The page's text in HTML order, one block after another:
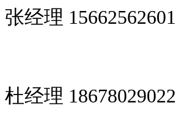
张经理 15662562601
杜经理 18678029022